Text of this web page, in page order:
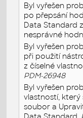
Byl vyřešen
po přepsání
Data Standard
nesprávné
Byl vyřešen
při použití
z číselné
PDM-26948
Byl vyřešen
vlastností,
soubor a